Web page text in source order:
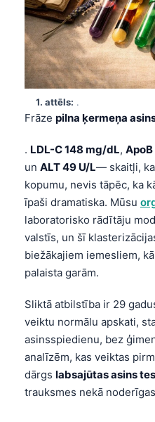
1. attēls: .
Frāze pilna ķermeņa
. LDL-C 148 mg/dL, ApoB
un ALT 49 U/L— skaitļi,
kopumu, nevis tāpēc, ka
īpaši dramatiska. Mūsu
laboratorisko rādītāju
valstīs, un šī
biežākajiem iemesliem,
palaista garām.
Sliktā atbilstība ir 29
veiktu normālu apskati,
asinsspiedienu, bez
analīzēm, kas veiktas
dārgs labsajūtas asins
trauksmes nekā